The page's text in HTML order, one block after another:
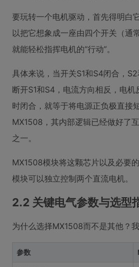
要玩转一个电机驱动，首先得明白
以把它想象成一座由四个开关（通
就能轻松指挥电机的“行动”。
具体来说，当开关S1和S4闭合，
断开S1和S4，电流方向相反，电
时闭合，就等于将电源正负极直接
MX1508，其内部逻辑已经做好了
之一。
MX1508模块将这颗芯片以及必要
模块可以独立控制两个直流电机。
2.2 关键电气参数与选型
为什么选择MX1508而不是其他？
参数